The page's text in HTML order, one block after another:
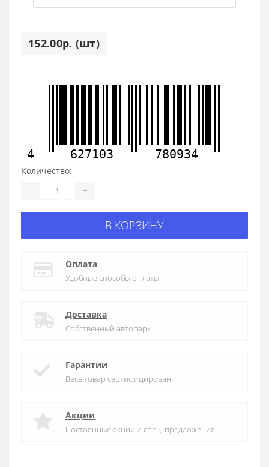
152.00р. (шт)
4 627103 780934
Количество:
- +
В КОРЗИНУ
Оплата
Удобные способы оплаты
Доставка
Собственный автопарк
Гарантии
Весь товар сертифицирован
Акции
Постоянные акции и спец. предложения